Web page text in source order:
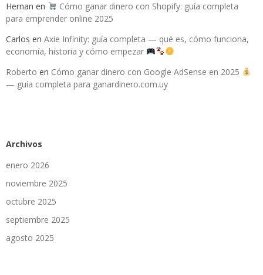
Hernan en
Cómo ganar dinero con Shopify: guía completa
para emprender online 2025
Carlos en Axie Infinity: guía completa — qué es, cómo funciona,
economía, historia y cómo empezar
Roberto en Cómo ganar dinero con Google AdSense en 2025
— guía completa para ganardinero.com.uy
Archivos
enero 2026
noviembre 2025
octubre 2025
septiembre 2025
agosto 2025